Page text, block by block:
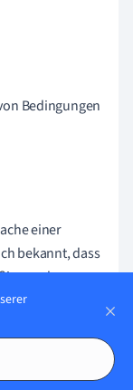
Bedingungen
einer
bekannt, dass
oder